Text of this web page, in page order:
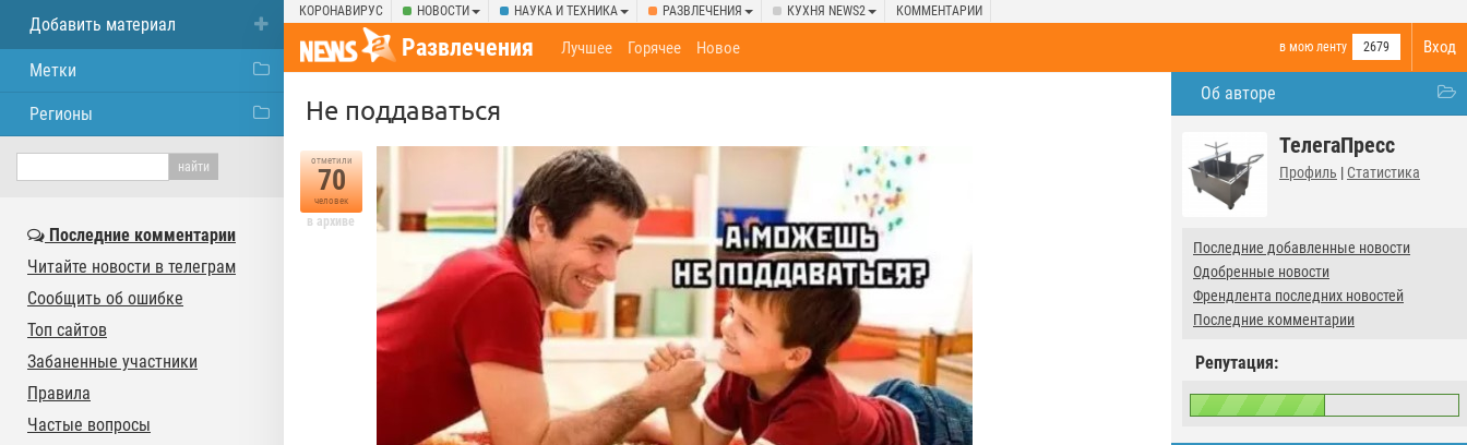
КОРОНАВИРУС НОВОСТИ НАУКА И ТЕХНИКА РАЗВЛЕЧЕНИЯ КУХНЯ NEWS2 КОММЕНТАРИИ
Вход
Развлечения в мою ленту 2679
Лучшее Горячее Новое
Об авторе
ТелегаПресс
Профиль | Статистика
Последние добавленные новости
Одобренные новости
Френдлента последних новостей
Последние комментарии
Репутация:
Не поддаваться
отметили
70
человек
в архиве
Добавить материал
Метки
Регионы
Последние комментарии
Читайте новости в телеграм
Сообщить об ошибке
Топ сайтов
Забаненные участники
Правила
Частые вопросы